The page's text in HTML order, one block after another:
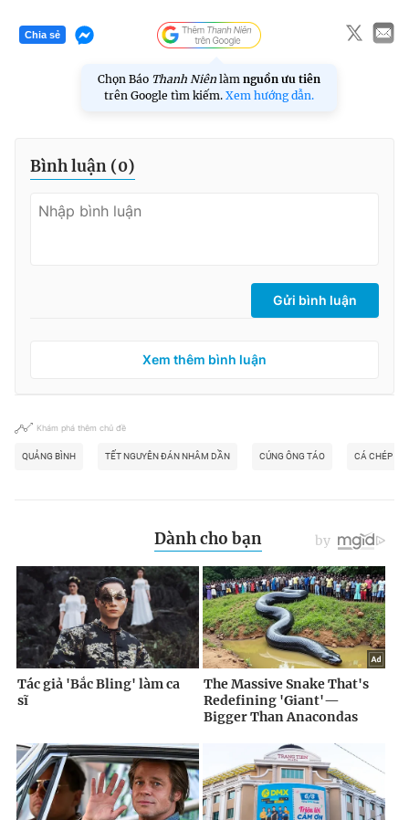
Chia sẻ
Chọn Báo Thanh Niên làm nguồn ưu tiên
trên Google tìm kiếm. Xem hướng dẫn.
Bình luận (0)
Gửi bình luận
Xem thêm bình luận
Khám phá thêm chủ đề
QUẢNG BÌNH TẾT NGUYÊN ĐÁN NHÂM DẦN CÚNG ÔNG TÁO CÁ CHÉP ĐỎ